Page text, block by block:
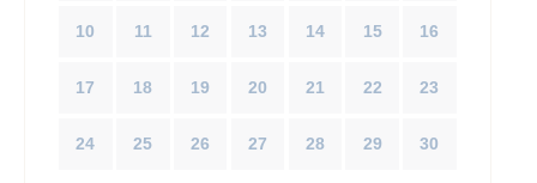
10 11 12 13 14 15 16
17 18 19 20 21 22 23
24 25 26 27 28 29 30